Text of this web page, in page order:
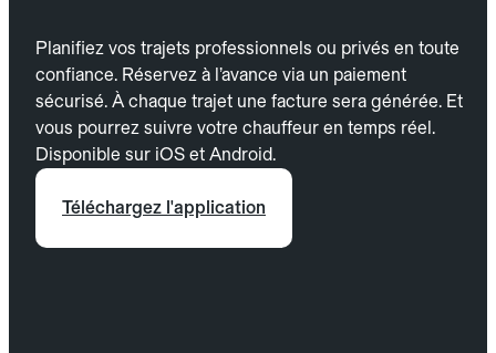
Planifiez vos trajets professionnels ou privés en toute
confiance. Réservez à l’avance via un paiement
sécurisé. À chaque trajet une facture sera générée. Et
vous pourrez suivre votre chauffeur en temps réel.
Disponible sur iOS et Android.
Téléchargez l'application